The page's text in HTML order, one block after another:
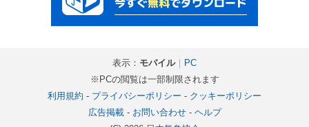
表示： モバイル｜ PC
※PCの閲覧は一部制限されます
利用規約 - プライバシーポリシー - クッキーポリシー
広告掲載- お問い合わせ- ヘルプ